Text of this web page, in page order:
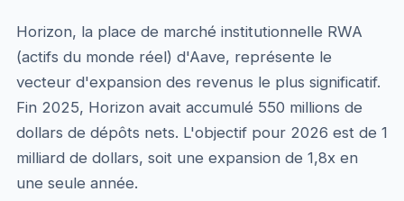
Horizon, la place de marché institutionnelle RWA
(actifs du monde réel) d'Aave, représente le
vecteur d'expansion des revenus le plus significatif.
Fin 2025, Horizon avait accumulé 550 millions de
dollars de dépôts nets. L'objectif pour 2026 est de 1
milliard de dollars, soit une expansion de 1,8x en
une seule année.